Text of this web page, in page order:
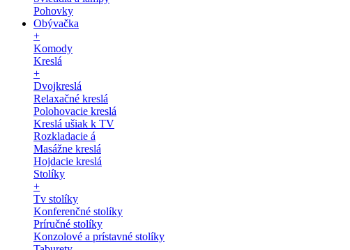
Pohovky
Obývačka
+
Komody
Kreslá
+
Dvojkreslá
Relaxačné kreslá
Polohovacie kreslá
Kreslá ušiak k TV
Rozkladacie á
Masážne kreslá
Hojdacie kreslá
Stolíky
+
Tv stolíky
Konferenčné stolíky
Príručné stolíky
Konzolové a prístavné stolíky